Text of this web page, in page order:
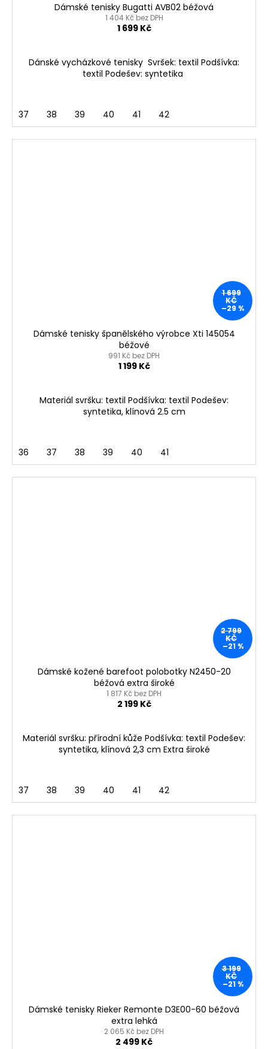
Dámské tenisky Bugatti AVB02 béžová
1 404 Kč bez DPH
1 699 Kč
Dánské vycházkové tenisky Svršek: textil Podšívka:
textil Podešev: syntetika
37 38 39 40 41 42
1 699
KČ
–29 %
Dámské tenisky španělského výrobce Xti 145054
béžové
991 Kč bez DPH
1 199 Kč
Materiál svršku: textil Podšívka: textil Podešev:
syntetika, klínová 2.5 cm
36 37 38 39 40 41
2 799
KČ
–21 %
Dámské kožené barefoot polobotky N2450-20
béžová extra široké
1 817 Kč bez DPH
2 199 Kč
Materiál svršku: přírodní kůže Podšívka: textil Podešev:
syntetika, klínová 2,3 cm Extra široké
37 38 39 40 41 42
3 199
KČ
–21 %
Dámské tenisky Rieker Remonte D3E00-60 béžová
extra lehká
2 065 Kč bez DPH
2 499 Kč